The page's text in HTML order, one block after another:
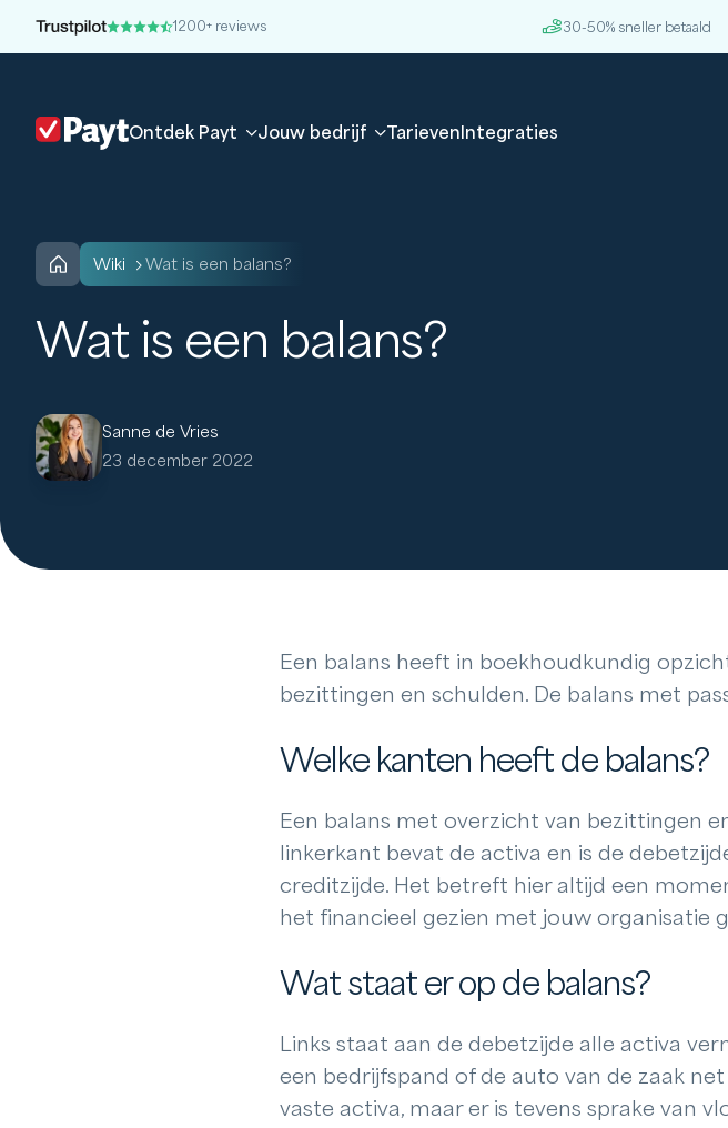
1200+ reviews 30-50% sneller betaald
Ontdek Payt Jouw bedrijf Tarieven Integraties
wiki Wat is een balans?
Wat is een balans?
Sanne de Vries
23 december 2022
Een balans heeft in boekhoudkundig
bezittingen en schulden. De balans met
Welke kanten heeft de balans?
Een balans met overzicht van bezittingen
linkerkant bevat de activa en is de
creditzijde. Het betreft hier altijd een
het financieel gezien met jouw organisatie
Wat staat er op de balans?
Links staat aan de debetzijde alle activa
een bedrijfspand of de auto van de zaak
vaste activa, maar er is tevens sprake van